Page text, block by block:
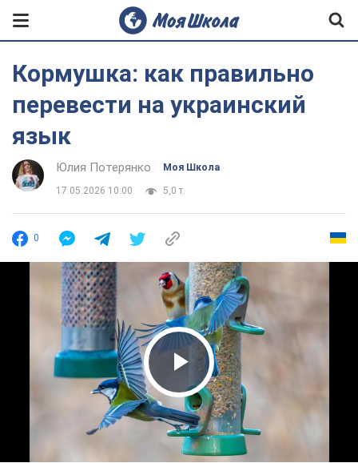
Кормушка: как правильно
перевести на украинский
язык
Юлия Потерянко Моя Школа
17.05.2026 10:00 5,0 т.
0
Play Video